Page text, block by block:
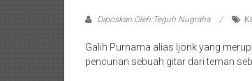
Diposkan Oleh:Teguh Nugraha
Galih Purnama alias Ijonk yang
pencurian sebuah gitar dari teman